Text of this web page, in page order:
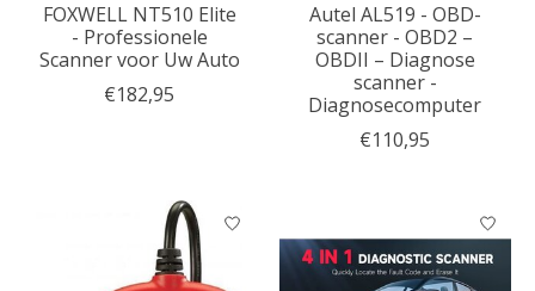
FOXWELL NT510 Elite
- Professionele
Scanner voor Uw Auto
€182,95
Autel AL519 - OBD-
scanner - OBD2 –
OBDII – Diagnose
scanner -
Diagnosecomputer
€110,95